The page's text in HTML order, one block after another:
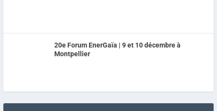
20e Forum EnerGaïa | 9 et 10 décembre à
Montpellier